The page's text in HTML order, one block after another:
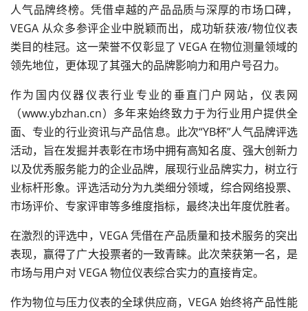
人气品牌终榜。凭借卓越的产品品质与深厚的市场口碑，
VEGA 从众多参评企业中脱颖而出，成功斩获液/物位仪表
类目的桂冠。这一荣誉不仅彰显了 VEGA 在物位测量领域的
领先地位，更体现了其强大的品牌影响力和用户号召力。
作为国内仪器仪表行业专业的垂直门户网站，仪表网
（www.ybzhan.cn）多年来始终致力于为行业用户提供全
面、专业的行业资讯与产品信息。此次“YB杯”人气品牌评选
活动，旨在发掘并表彰在市场中拥有高知名度、强大创新力
以及优秀服务能力的企业品牌，展现行业品牌实力，树立行
业标杆形象。评选活动分为九类细分领域，综合网络投票、
市场评价、专家评审等多维度指标，最终决出年度优胜者。
在激烈的评选中，VEGA 凭借在产品质量和技术服务的突出
表现，赢得了广大投票者的一致青睐。此次荣获第一名，是
市场与用户对 VEGA 物位仪表综合实力的直接肯定。
作为物位与压力仪表的全球供应商，VEGA 始终将产品性能